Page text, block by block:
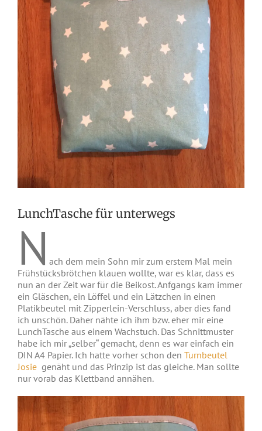
LunchTasche für unterwegs
N ach dem mein Sohn mir zum erstem Mal mein
Frühstücksbrötchen klauen wollte, war es klar, dass es
nun an der Zeit war für die Beikost. Anfgangs kam immer
ein Gläschen, ein Löffel und ein Lätzchen in einen
Platikbeutel mit Zipperlein-Verschluss, aber dies fand
ich unschön. Daher nähte ich ihm bzw. eher mir eine
LunchTasche aus einem Wachstuch. Das Schnittmuster
habe ich mir „selber“ gemacht, denn es war einfach ein
DIN A4 Papier. Ich hatte vorher schon den Turnbeutel
Josie genäht und das Prinzip ist das gleiche. Man sollte
nur vorab das Klettband annähen.